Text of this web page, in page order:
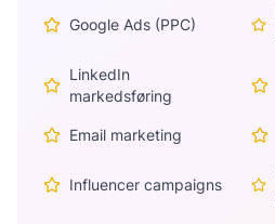
Google Ads (PPC)
LinkedIn
markedsføring
Email marketing
Influencer campaigns